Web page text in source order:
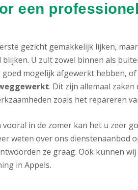
een
gezicht gemakkelijk lijken,
U zult zowel binnen als
mogelijk afgewerkt hebben, of
. Dit zijn allemaal
zoals het repareren
in de zomer kan het u zeer
weten over ons dienstenaanbod
ze graag. Ook kunnen
in Appels.